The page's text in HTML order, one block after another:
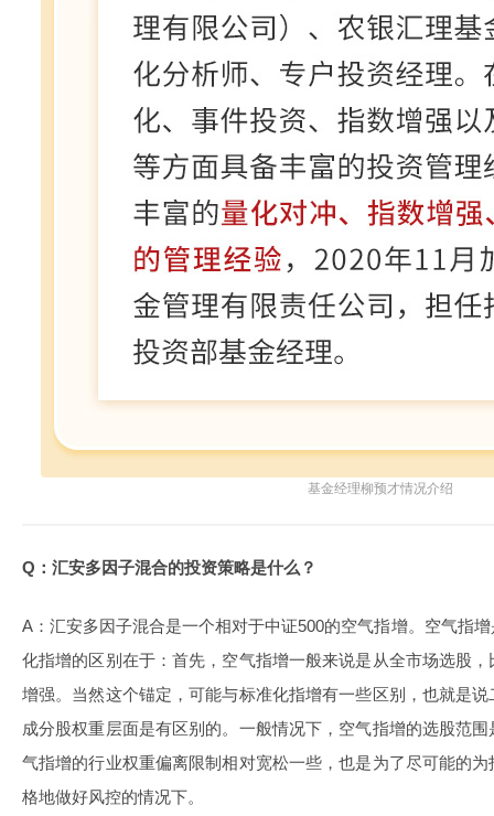
基金经理柳预才情况介绍
Q：汇安多因子混合的投资策略是什么？
A：汇安多因子混合是一个相对于中证500的空气指增。空气指
化指增的区别在于：首先，空气指增一般来说是从全市场选股
增强。当然这个锚定，可能与标准化指增有一些区别，也就是
成分股权重层面是有区别的。一般情况下，空气指增的选股范
气指增的行业权重偏离限制相对宽松一些，也是为了尽可能的
格地做好风控的情况下。